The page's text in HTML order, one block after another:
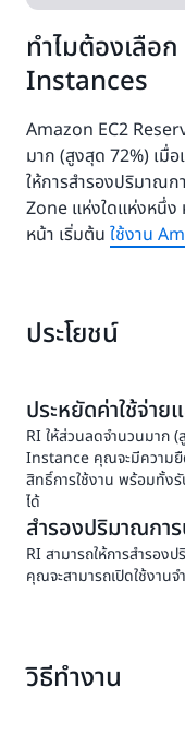
ทำไมต้องเลือ
Instances
Amazon EC2
มาก (สูงสุด 72%) เมื่
ให้การสำรองปริมาณก
Zone แห่งใดแห่งหนึ่ง
หน้า เริ่มต้น ใช้งาน
ประโยชน์
ประหยัดค่าใช้จ่าย
RI ให้ส่วนลดจำนวนมาก
Instance คุณจะมีความยื
สิทธิ์การใช้งาน พร้อมทั้ง
ได้
สำรองปริมาณกา
RI สามารถให้การสำรอง
คุณจะสามารถเปิดใช้งาน
วิธีทำงาน